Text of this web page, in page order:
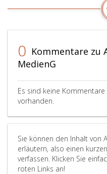
0 Kommentare zu
MedienG
Es sind keine
vorhanden.
Sie können den Inhalt von
erläutern, also einen
verfassen. Klicken Sie
roten Links an!